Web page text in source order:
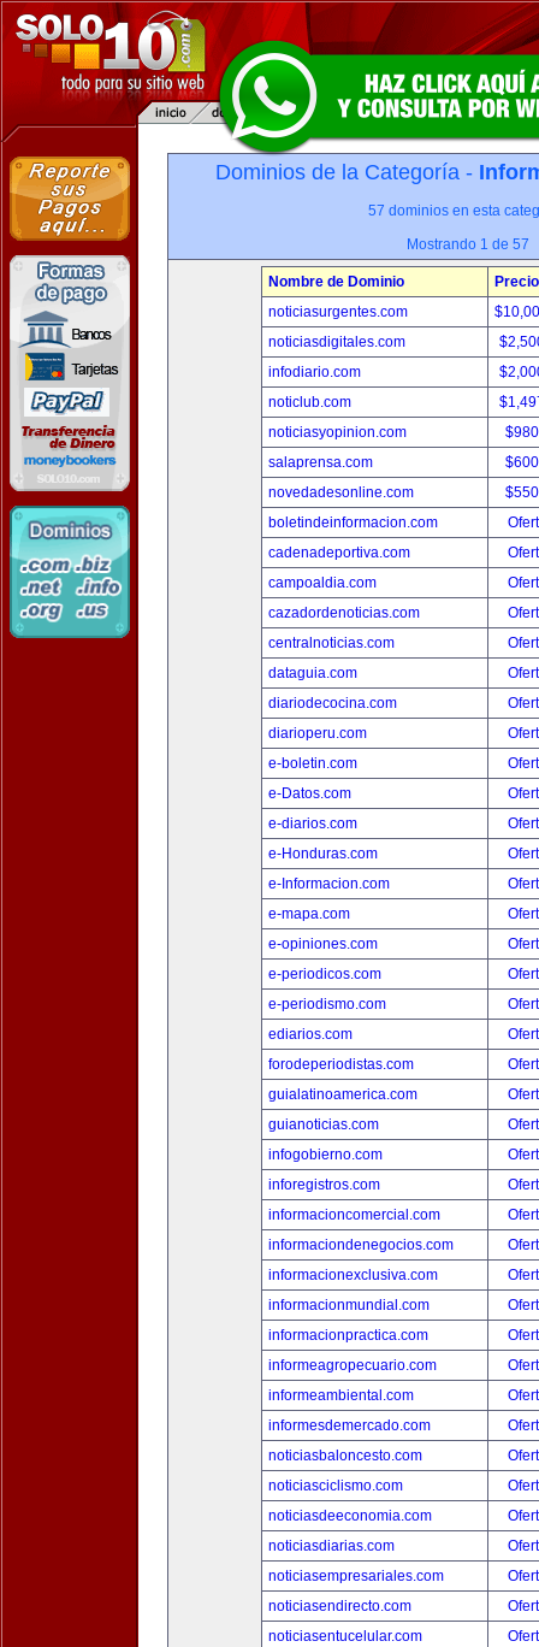
Dominios de la Categoría -
57 dominios en esta
Mostrando 1 de 57
Nombre de Dominio
Precio
noticiasurgentes.com
noticiasdigitales.com
infodiario.com
noticlub.com
noticiasyopinion.com
salaprensa.com
novedadesonline.com
boletindeinformacion.com
cadenadeportiva.com
campoaldia.com
cazadordenoticias.com
centralnoticias.com
dataguia.com
diariodecocina.com
diarioperu.com
e-boletin.com
e-Datos.com
e-diarios.com
e-Honduras.com
e-Informacion.com
e-mapa.com
e-opiniones.com
e-periodicos.com
e-periodismo.com
ediarios.com
forodeperiodistas.com
guialatinoamerica.com
guianoticias.com
infogobierno.com
inforegistros.com
informacioncomercial.com
informaciondenegocios.com
informacionexclusiva.com
informacionmundial.com
informacionpractica.com
informeagropecuario.com
informeambiental.com
informesdemercado.com
noticiasbaloncesto.com
noticiasciclismo.com
noticiasdeeconomia.com
noticiasdiarias.com
noticiasempresariales.com
noticiasendirecto.com
noticiasentucelular.com